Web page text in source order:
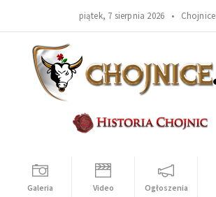
piątek, 7 sierpnia 2026 • Chojnice
Galeria Video Ogłoszenia